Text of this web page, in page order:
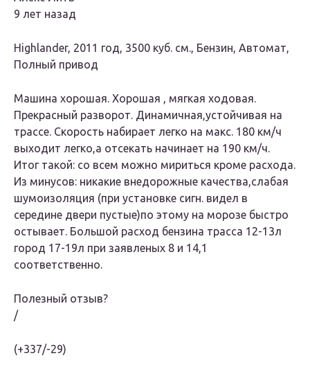
9 лет назад
Highlander, 2011 год, 3500 куб. см., Бензин, Автомат,
Полный привод
Машина хорошая. Хорошая , мягкая ходовая.
Прекрасный разворот. Динамичная,устойчивая на
трассе. Скорость набирает легко на макс. 180 км/ч
выходит легко,а отсекать начинает на 190 км/ч.
Итог такой: со всем можно мириться кроме расхода.
Из минусов: никакие внедорожные качества,слабая
шумоизоляция (при установке сигн. видел в
середине двери пустые)по этому на морозе быстро
остывает. Большой расход бензина трасса 12-13л
город 17-19л при заявленых 8 и 14,1
соответственно.
Полезный отзыв?
/
(+337/-29)